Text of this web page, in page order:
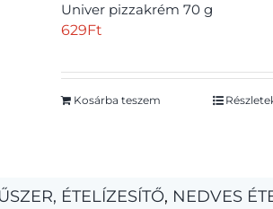
Univer pizzakrém 70 g
629Ft
Kosárba teszem
ÉTELÍZESÍTŐ, NEDVES